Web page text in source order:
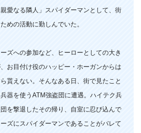
愛なる隣人」スパイダーマンとして、街
めの活動に勤しんでいた。
ズへの参加など、ヒーローとしての大き
お目付け役のハッピー・ホーガンからは
貰えない。そんなある日、街で見たこと
器を使うATM強盗団に遭遇。ハイテク兵
を撃退したその帰り、自室に忍び込んで
ズにスパイダーマンであることがバレて